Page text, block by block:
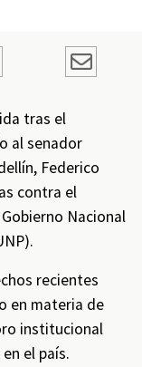
tras el
al senador
Federico
contra el
Nacional
recientes
en materia de
institucional
el país.